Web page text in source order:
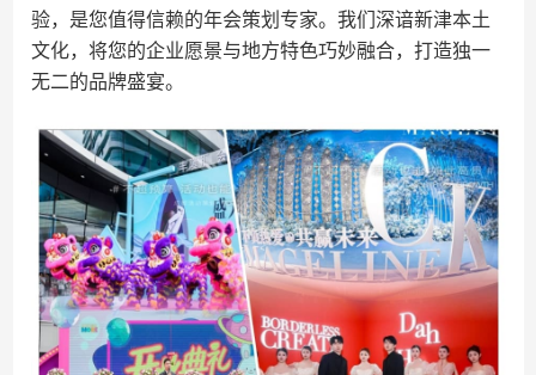
验，是您值得信赖的年会策划专家。我们深谙新津本土
文化，将您的企业愿景与地方特色巧妙融合，打造独一
无二的品牌盛宴。